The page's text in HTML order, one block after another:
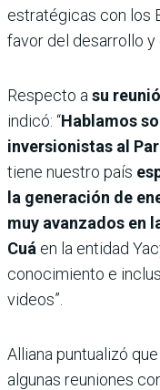
estratégicas con los
favor del desarrollo y
Respecto a su
indicó: “Hablamos
inversionistas al
tiene nuestro país
la generación de
muy avanzados en
Cuá en la entidad
conocimiento e
videos”.
Alliana puntualizó
algunas reuniones